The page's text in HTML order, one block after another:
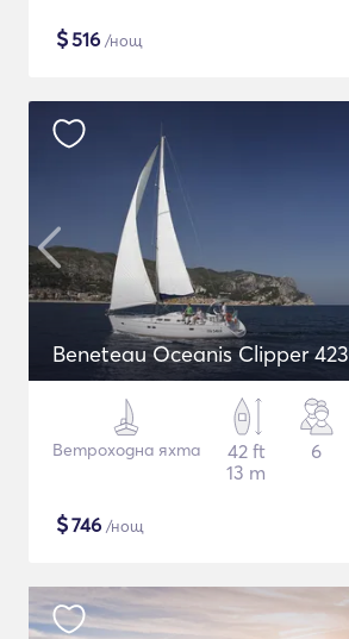
$516 /нощ
Beneteau Oceanis Clipper 423
Ветроходна яхта
42 ft
13 m
6
$746 /нощ